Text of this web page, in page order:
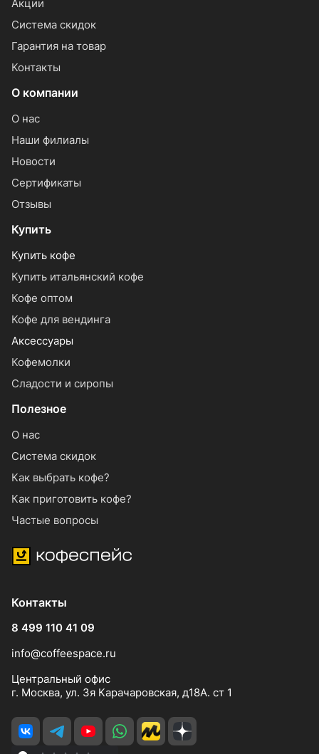
Акции
Система скидок
Гарантия на товар
Контакты
О компании
О нас
Наши филиалы
Новости
Сертификаты
Отзывы
Купить
Купить кофе
Купить итальянский кофе
Кофе оптом
Кофе для вендинга
Аксессуары
Кофемолки
Сладости и сиропы
Полезное
О нас
Система скидок
Как выбрать кофе?
Как приготовить кофе?
Частые вопросы
Контакты
8 499 110 41 09
info@coffeespace.ru
Центральный офис
г. Москва, ул. 3я Карачаровская, д18А. ст 1